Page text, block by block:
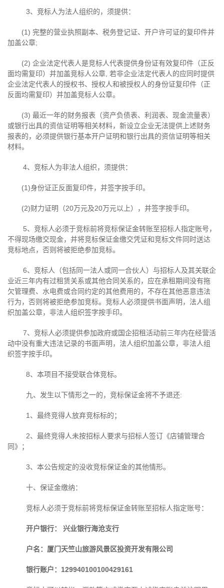
3、竞标人为法人组织的，须提供：
(1) 完整的营业执照副本、税务登记证、开户许可证的复印件并
加盖公章;
(2) 企业法定代表人是竞标人代表提供身份证有效复印件（正反
面均需复印）并加盖竞标人公章 若非企业法定代表人的应同时提供
企业法定代表人的授权书、授权人和被授权人的身份证复印件（正
反面均需复印）并加盖竞标人公章。
(3) 最近一年的财务报表（资产负债表、利润表、现金流量表）
或银行出具的资信证明等相关材料，新设立企业无法提供上述财务
报表的，必须提供银行基本开户证明和银行出具的资信证明等相关
材料。
4、竞标人为非法人组织，须提供：
(1)身份证正反面复印件，并签字按手印。
(2)财力证明（20万元及20万元以上），并签字按手印。
5、竞标人必须于竞标前将竞标保证金转账至招标人指定账号，
不得现场缴交现金，并将竞标保证金缴交凭证和竞标文件同时送达
竞标地点，否则将被拒绝参加竞标。
6、竞标人（包括同一法人或同一合伙人）与招标人及其关联企
业近三年内有过租赁关系或其他合同关系的，应在承租期间没有拖
欠管理费、水电费或合同约定的其他费用的，不存在其他恶意违法
行为，否则将被拒绝参加竞标。竞标人必须提供书面声明，法人组
织加盖公章，非法人组织签字按手印。
7、竞标人必须提供参加政府或国企招租活动前三年内在经营活
动中没有重大违法记录的书面声明，法人组织加盖公章，非法人组
织签字按手印。
8、本项目不接受联合体竞标。
九、发生以下情形之一的，竞标保证金将不予退还:
1、最终竞得人放弃竞标标的；
2、最终竞得人未按招标人要求与招标人签订《店铺管理合
同》；
3、本公告规定的没收竞标保证金的其他情形。
十、保证金缴纳：
竞标人必须于竞标前将竞标保证金转账至招标人指定账号：
开户银行： 兴业银行海沧支行
户名：厦门天竺山旅游风景区投资开发有限公司
银行账户： 129940100100429161